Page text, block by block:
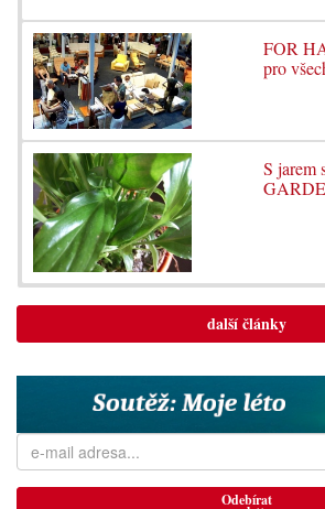
FOR
pro
S jarem
další články
Odebírat